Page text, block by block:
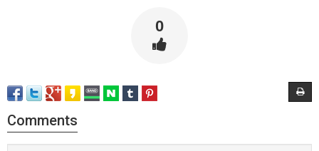
0
Comments